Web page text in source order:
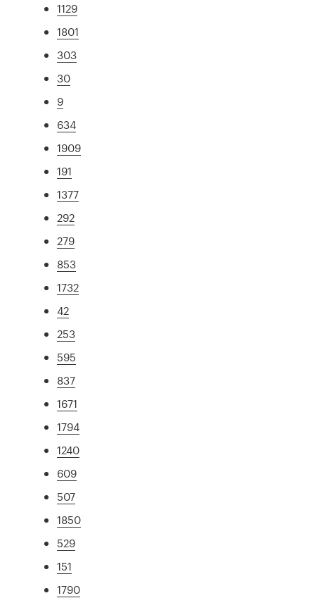
1129
1801
303
30
9
634
1909
191
1377
292
279
853
1732
42
253
595
837
1671
1794
1240
609
507
1850
529
151
1790